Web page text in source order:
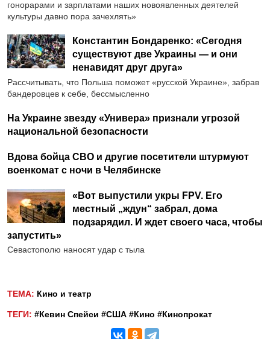
гонорарами и зарплатами наших новоявленных деятелей
культуры давно пора зачехлять»
Константин Бондаренко: «Сегодня
существуют две Украины — и они
ненавидят друг друга»
Рассчитывать, что Польша поможет «русской Украине», забрав
бандеровцев к себе, бессмысленно
На Украине звезду «Универа» признали угрозой
национальной безопасности
Вдова бойца СВО и другие посетители штурмуют
военкомат с ночи в Челябинске
«Вот выпустили укры FPV. Его
местный „ждун“ забрал, дома
подзарядил. И ждет своего часа, чтобы
запустить»
Севастополю наносят удар с тыла
ТЕМА: Кино и театр
ТЕГИ: #Кевин Спейси #США #Кино #Кинопрокат